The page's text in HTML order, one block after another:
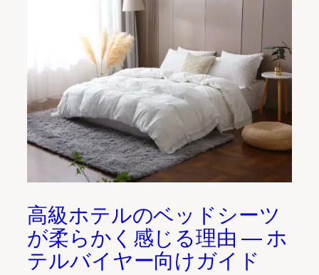
高級ホテルのベッドシーツ
が柔らかく感じる理由 ― ホ
テルバイヤー向けガイド